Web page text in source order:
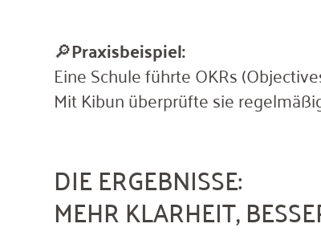
🔎Praxisbeispiel:
Eine Schule führte OKRs
Mit Kibun überprüfte sie
DIE ERGEBNISSE:
MEHR KLARHEIT,